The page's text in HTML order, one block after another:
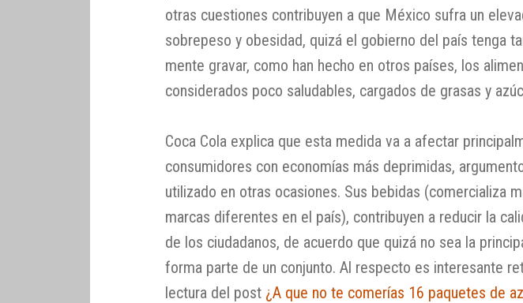
otras cuestiones contribuyen a que México sufra un
sobrepeso y obesidad, quizá el gobierno del país tenga
mente gravar, como han hecho en otros países, los
considerados poco saludables, cargados de grasas y
Coca Cola explica que esta medida va a afectar
consumidores con economías más deprimidas,
utilizado en otras ocasiones. Sus bebidas (comercializa
marcas diferentes en el país), contribuyen a reducir la
de los ciudadanos, de acuerdo que quizá no sea la
forma parte de un conjunto. Al respecto es interesante
lectura del post ¿A que no te comerías 16 paquetes de